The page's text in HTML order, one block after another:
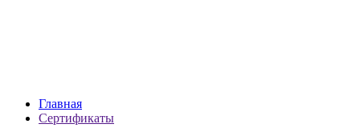
Главная
Сертификаты